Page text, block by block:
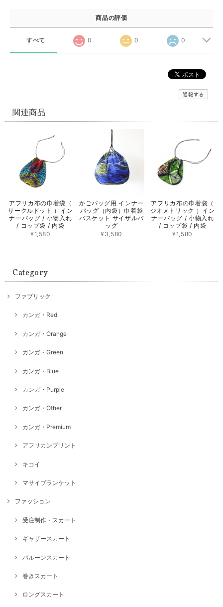
商品の評価
すべて 0 0 0
通報する
関連商品
アフリカ布の巾着袋（
サークルドット ）イン
ナーバッグ / 小物入れ
/ コップ袋 / 内袋
¥1,580
かごバッグ用 インナー
バッグ（内袋）巾着袋
バスケット サイザルバ
ッグ
¥3,580
アフリカ布の巾着袋（
ジオメトリック ）イン
ナーバッグ / 小物入れ
/ コップ袋 / 内袋
¥1,580
Category
ファブリック
カンガ・Red
カンガ・Orange
カンガ・Green
カンガ・Blue
カンガ・Purple
カンガ・Other
カンガ・Premium
アフリカンプリント
キコイ
マサイブランケット
ファッション
受注制作・スカート
ギャザースカート
バルーンスカート
巻きスカート
ロングスカート